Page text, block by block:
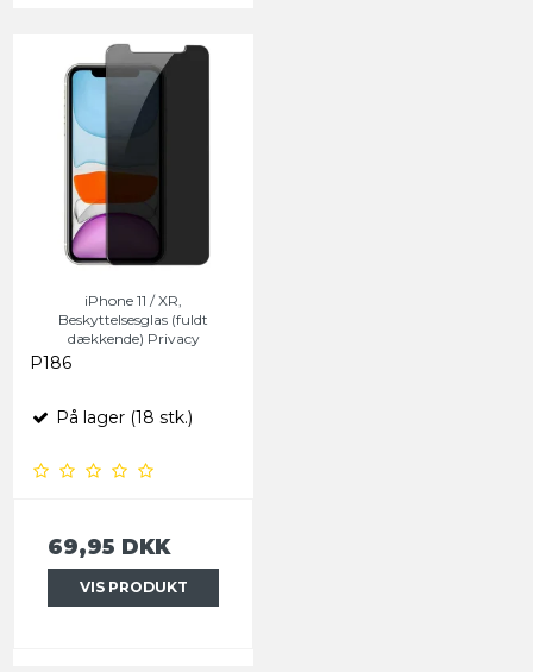
iPhone 11 / XR,
Beskyttelsesglas (fuldt
dækkende) Privacy
P186
På lager (18 stk.)
69,95 DKK
VIS PRODUKT